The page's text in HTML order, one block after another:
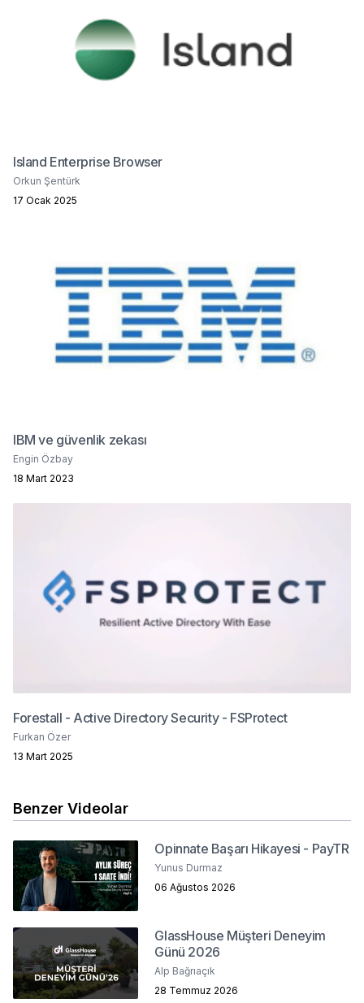
Island Enterprise Browser
Orkun Şentürk
17 Ocak 2025
IBM ve güvenlik zekası
Engin Özbay
18 Mart 2023
Forestall - Active Directory Security - FSProtect
Furkan Özer
13 Mart 2025
Benzer Videolar
Opinnate Başarı Hikayesi - PayTR
Yunus Durmaz
06 Ağustos 2026
GlassHouse Müşteri Deneyim
Günü 2026
Alp Bağrıaçık
28 Temmuz 2026